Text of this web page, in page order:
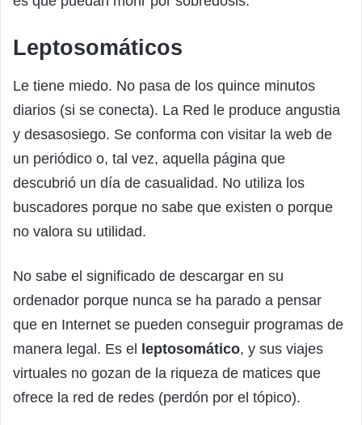
Leptosomáticos
Le tiene miedo. No pasa de los quince minutos
diarios (si se conecta). La Red le produce angustia
y desasosiego. Se conforma con visitar la web de
un periódico o, tal vez, aquella página que
descubrió un día de casualidad. No utiliza los
buscadores porque no sabe que existen o porque
no valora su utilidad.
No sabe el significado de descargar en su
ordenador porque nunca se ha parado a pensar
que en Internet se pueden conseguir programas de
manera legal. Es el
leptosomático, y sus viajes
virtuales no gozan de la riqueza de matices que
ofrece la red de redes (perdón por el tópico).